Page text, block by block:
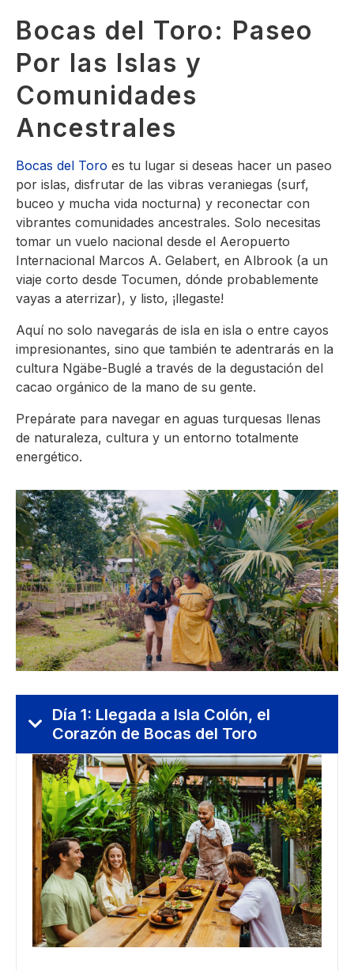
Bocas del Toro: Paseo
Por las Islas y
Comunidades
Ancestrales
Bocas del Toro es tu lugar si deseas hacer un paseo
por islas, disfrutar de las vibras veraniegas (surf,
buceo y mucha vida nocturna) y reconectar con
vibrantes comunidades ancestrales. Solo necesitas
tomar un vuelo nacional desde el Aeropuerto
Internacional Marcos A. Gelabert, en Albrook (a un
viaje corto desde Tocumen, dónde probablemente
vayas a aterrizar), y listo, ¡llegaste!
Aquí no solo navegarás de isla en isla o entre cayos
impresionantes, sino que también te adentrarás en la
cultura Ngäbe-Buglé a través de la degustación del
cacao orgánico de la mano de su gente.
Prepárate para navegar en aguas turquesas llenas
de naturaleza, cultura y un entorno totalmente
energético.
Día 1: Llegada a Isla Colón, el
Corazón de Bocas del Toro